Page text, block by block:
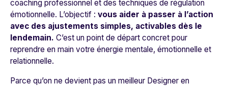
coaching professionnel et des techniques de régulation
émotionnelle. L’objectif : vous aider à passer à l’action
avec des ajustements simples, activables dès le
lendemain. C’est un point de départ concret pour
reprendre en main votre énergie mentale, émotionnelle et
relationnelle.
Parce qu’on ne devient pas un meilleur Designer en